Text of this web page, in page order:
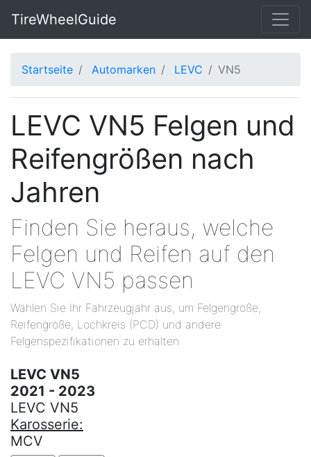
TireWheelGuide
Startseite Automarken LEVC VN5
LEVC VN5 Felgen und
Reifengrößen nach
Jahren
Finden Sie heraus, welche
Felgen und Reifen auf den
LEVC VN5 passen
Wählen Sie Ihr Fahrzeugjahr aus, um Felgengröße,
Reifengröße, Lochkreis (PCD) und andere
Felgenspezifikationen zu erhalten
LEVC VN5
2021 - 2023
LEVC VN5
Karosserie:
MCV